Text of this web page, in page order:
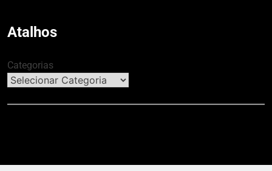
Atalhos
Categorias